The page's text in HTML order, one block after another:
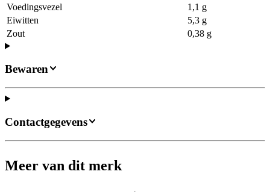
Voedingsvezel
1,1 g
Eiwitten
5,3 g
Zout
0,38 g
Bewaren
Contactgegevens
Meer van dit merk